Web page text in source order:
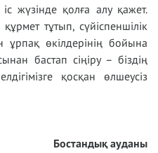
жүзінде қолға алу қажет.
тұтып, сүйіспеншілік
өкілдерінің бойына
бастап сіңіру – біздің
қосқан өлшеусіз
Бостандық ауданы